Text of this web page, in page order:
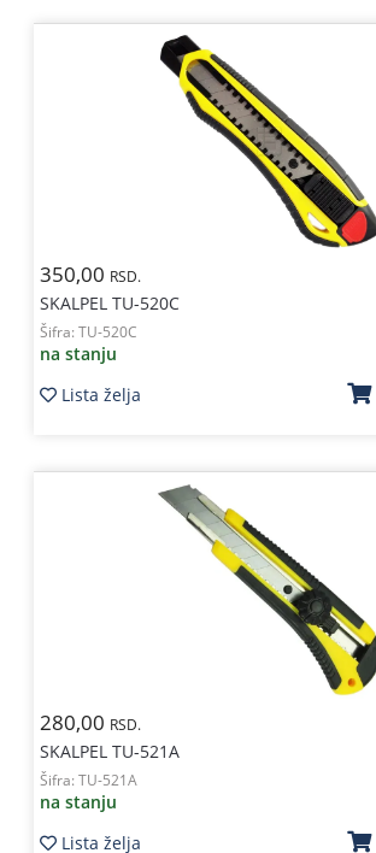
350,00 RSD.
SKALPEL TU-520C
Šifra: TU-520C
na stanju
Lista želja
280,00 RSD.
SKALPEL TU-521A
Šifra: TU-521A
na stanju
Lista želja